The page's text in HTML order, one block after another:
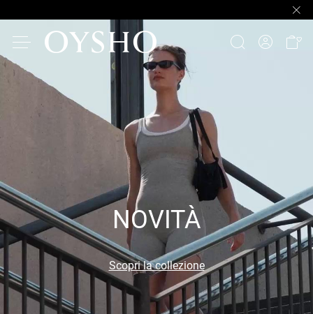
NOVITÀ
Scopri la collezione